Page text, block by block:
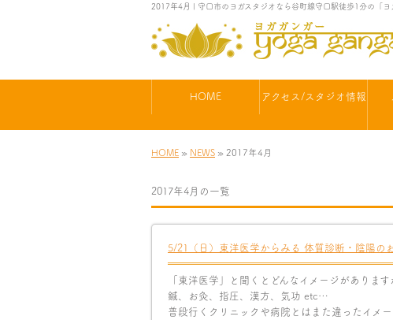
2017年4月 | 守口市のヨガスタジオなら谷町線守口駅徒歩1分の「ヨ
HOME アクセス/スタジオ情報
HOME » NEWS » 2017年4月
2017年4月の一覧
5/21（日）東洋医学からみる 体質診断・陰陽の
「東洋医学」と聞くとどんなイメージがあります
鍼、お灸、指圧、漢方、気功 etc…
普段行くクリニックや病院とはまた違ったイメー